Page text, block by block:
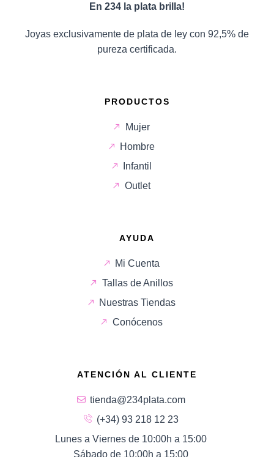
En 234 la plata brilla!
Joyas exclusivamente de plata de ley con 92,5% de
pureza certificada.
PRODUCTOS
Mujer
Hombre
Infantil
Outlet
AYUDA
Mi Cuenta
Tallas de Anillos
Nuestras Tiendas
Conócenos
ATENCIÓN AL CLIENTE
tienda@234plata.com
(+34) 93 218 12 23
Lunes a Viernes de 10:00h a 15:00
Sábado de 10:00h a 15:00